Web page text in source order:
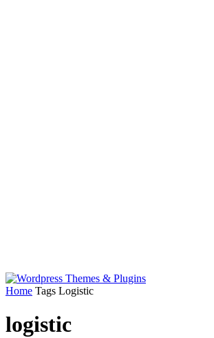
Home Tags Logistic
logistic